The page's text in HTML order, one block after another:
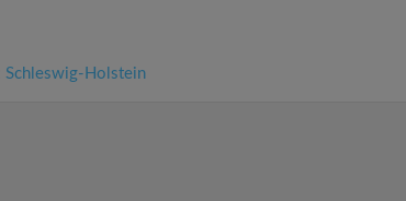
Schleswig-Holstein